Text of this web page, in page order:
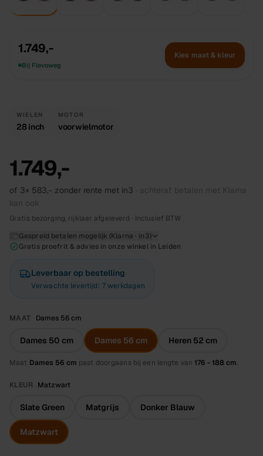
1.749,-
Bij Flevoweg
Kies maat & kleur
WIELEN
28 inch
MOTOR
voorwielmotor
1.749,-
of 3× 583,- zonder rente met in3 · achteraf betalen met Klarna
kan ook
Gratis bezorging, rijklaar afgeleverd · Inclusief BTW
Gespreid betalen mogelijk (Klarna · in3)
Gratis proefrit & advies in onze winkel in Leiden
Leverbaar op bestelling
Verwachte levertijd: 7 werkdagen
MAAT Dames 56 cm
Dames 50 cm Dames 56 cm Heren 52 cm
Maat Dames 56 cm past doorgaans bij een lengte van 176 - 188 cm.
KLEUR Matzwart
Slate Green Matgrijs Donker Blauw
Matzwart